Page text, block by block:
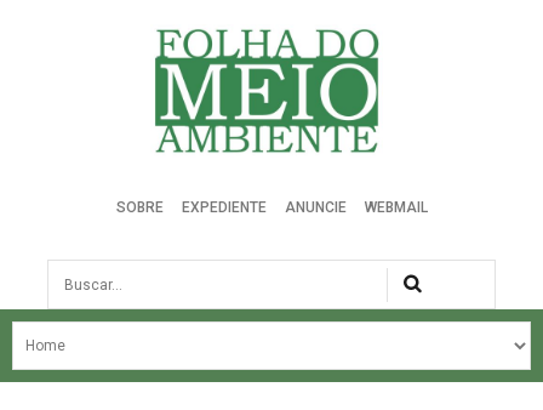
Folha do Meio Ambiente
SOBRE EXPEDIENTE ANUNCIE WEBMAIL
Busca
NOSSA HISTÓRIA